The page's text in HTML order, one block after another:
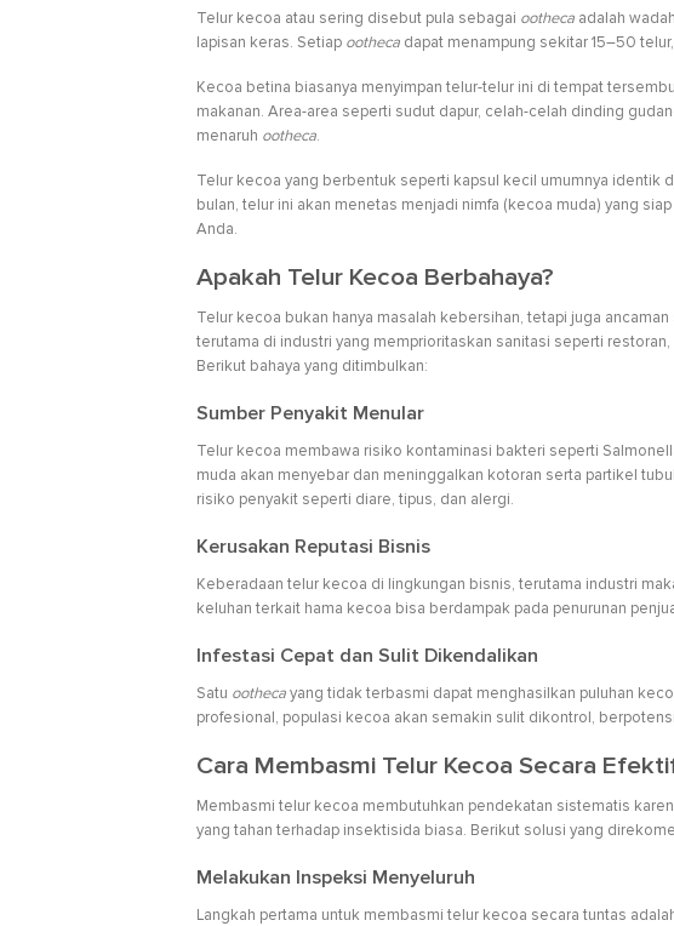
Telur kecoa atau sering disebut pula sebagai ootheca adalah
lapisan keras. Setiap ootheca dapat menampung sekitar 15–50
Kecoa betina biasanya menyimpan telur-telur ini di tempat
makanan. Area-area seperti sudut dapur, celah-celah dinding
menaruh ootheca.
Telur kecoa yang berbentuk seperti kapsul kecil umumnya identik
bulan, telur ini akan menetas menjadi nimfa (kecoa muda) yang
Anda.
Apakah Telur Kecoa Berbahaya?
Telur kecoa bukan hanya masalah kebersihan, tetapi juga
terutama di industri yang memprioritaskan sanitasi seperti
Berikut bahaya yang ditimbulkan:
Sumber Penyakit Menular
Telur kecoa membawa risiko kontaminasi bakteri seperti
muda akan menyebar dan meninggalkan kotoran serta partikel
risiko penyakit seperti diare, tipus, dan alergi.
Kerusakan Reputasi Bisnis
Keberadaan telur kecoa di lingkungan bisnis, terutama industri
keluhan terkait hama kecoa bisa berdampak pada penurunan
Infestasi Cepat dan Sulit Dikendalikan
Satu oothecayang tidak terbasmi dapat menghasilkan puluhan
profesional, populasi kecoa akan semakin sulit dikontrol,
Cara Membasmi Telur Kecoa Secara
Membasmi telur kecoa membutuhkan pendekatan sistematis
yang tahan terhadap insektisida biasa. Berikut solusi yang
Melakukan Inspeksi Menyeluruh
Langkah pertama untuk membasmi telur kecoa secara tuntas